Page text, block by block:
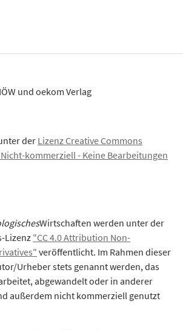
und oekom Verlag
der Lizenz Creative Commons
kommerziell - Keine Bearbeitungen
Wirtschaften werden unter der
Lizenz "CC 4.0 Attribution Non-
veröffentlicht. Im Rahmen dieser
Urheber stets genannt werden, das
abgewandelt oder in anderer
außerdem nicht kommerziell genutzt